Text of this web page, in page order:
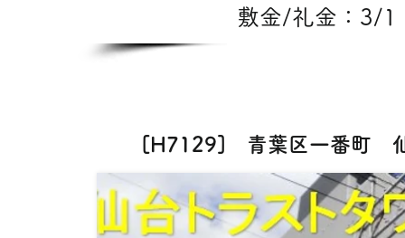
敷金/礼金：3/1
[H7129] 青葉区一番町